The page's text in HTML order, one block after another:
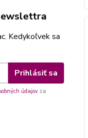
Kedykoľvek sa
Prihlásiť sa
údajov za